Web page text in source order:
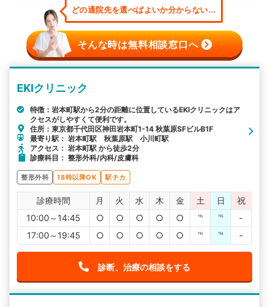
どの通院先を選べばよいか分からない...
そんな時は無料相談窓口へ
EKIクリニック
特徴：岩本町駅から2分の距離に位置しているEKIクリニックはア
クセスがしやすくて便利です。
住所：東京都千代田区神田岩本町1-14 秋葉原SFビルB1F
最寄り駅： 岩本町駅 秋葉原駅 小川町駅
アクセス： 岩本町駅 から徒歩2分
診療科目： 整形外科/内科/皮膚科
整形外科 18時以降OK 駅チカ
診療時間 月 火 水 木 金 土 日
祝
10:00～14:45
○ ○ ○ ○ ○ ℡ ℡
-
17:00～19:45
○ ○ ○ ○ ○ ℡ ℡ -
診断、治療の相談をする